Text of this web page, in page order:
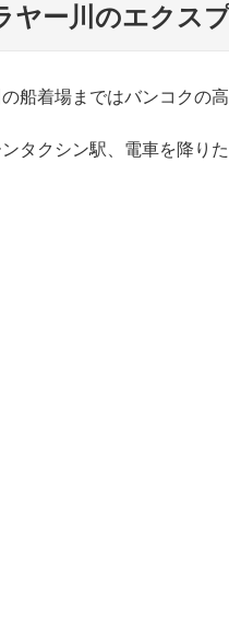
ヤー川のエクス
船着場まではバンコクの
タクシン駅、電車を降り